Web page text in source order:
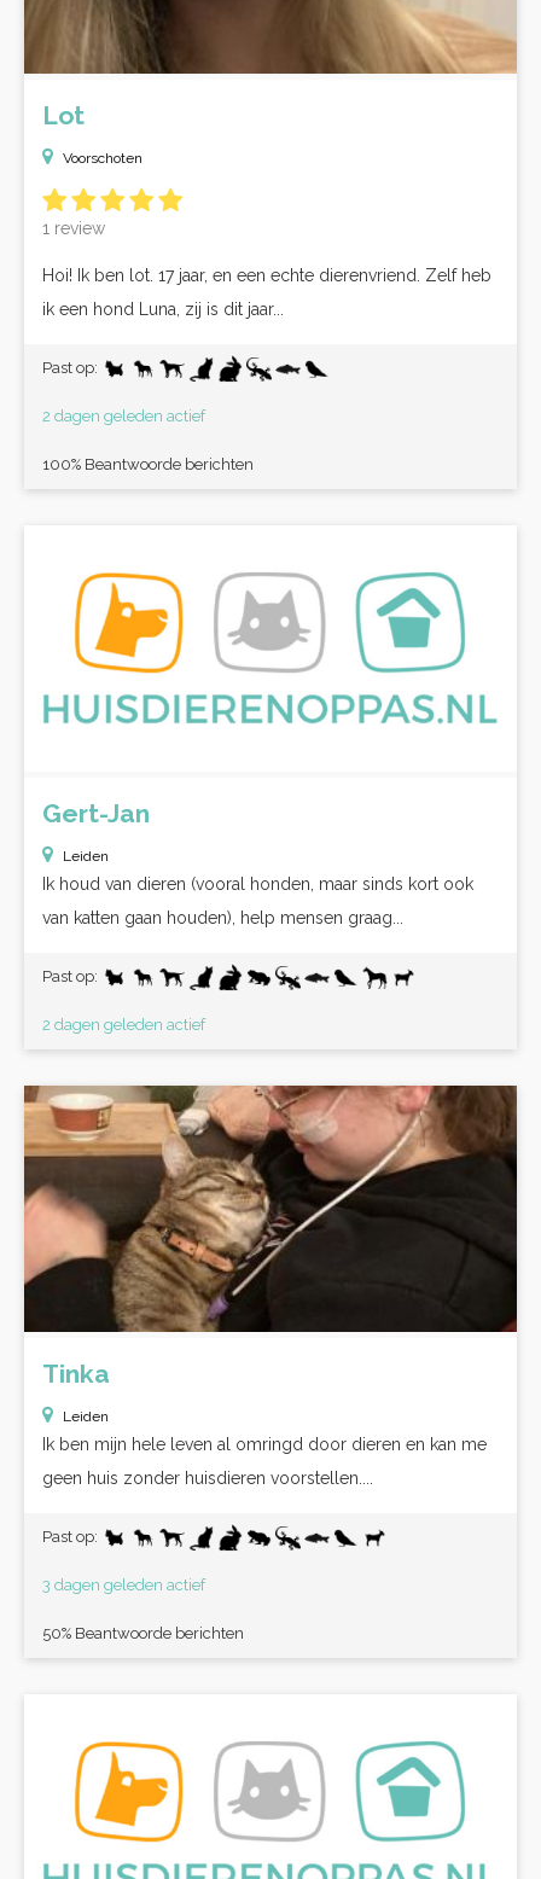
Lot
Voorschoten
1 review
Hoi! Ik ben lot. 17 jaar, en een echte dierenvriend. Zelf heb
ik een hond Luna, zij is dit jaar...
Past op:
2 dagen geleden actief
100% Beantwoorde berichten
Gert-Jan
Leiden
Ik houd van dieren (vooral honden, maar sinds kort ook
van katten gaan houden), help mensen graag...
Past op:
2 dagen geleden actief
Tinka
Leiden
Ik ben mijn hele leven al omringd door dieren en kan me
geen huis zonder huisdieren voorstellen....
Past op:
3 dagen geleden actief
50% Beantwoorde berichten